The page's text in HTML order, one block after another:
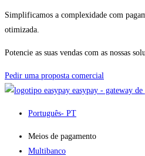
Simplificamos a complexidade com
otimizada.
Potencie as suas vendas com as nossas
Pedir uma proposta comercial
easypay - gateway
Português- PT
Meios de pagamento
Multibanco